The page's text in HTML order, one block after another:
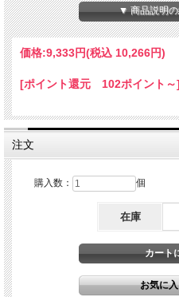
▼ 商品説明
価格:9,333円(税込 10,266円)
[ポイント還元 102ポイント～]
注文
購入数： 個
在庫